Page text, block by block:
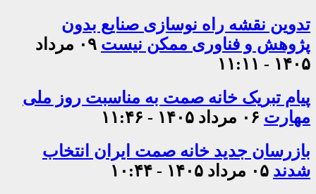
تدوین نقشه راه نوسازی صنایع بدون
پژوهش و فناوری ممکن نیست
۰۹ مرداد
۱۴۰۵ - ۱۱:۱۱
پیام تبریک خانه صمت به مناسبت روز ملی
مهارت ۰۶ مرداد ۱۴۰۵ - ۱۱:۴۶
بازرسان جدید خانه صمت ایران انتخاب
شدند ۰۵ مرداد ۱۴۰۵ - ۱۰:۴۴